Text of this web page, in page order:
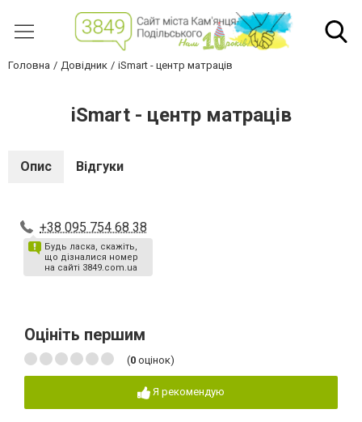
Головна Довідник iSmart - центр матраців
iSmart - центр матраців
Опис Відгуки
+38 095 754 68 38
Будь ласка, скажіть,
що дізналися номер
на сайті 3849.com.ua
Оцініть першим
(0 оцінок)
Я рекомендую